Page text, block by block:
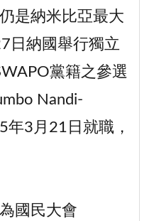
是納米比亞最大
日納國舉行獨立
黨籍之參選
Nandi-
年3月21日就職，
國民大會